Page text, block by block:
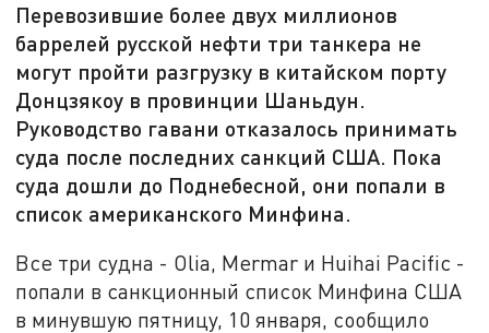
Перевозившие более двух миллионов
баррелей русской нефти три танкера не
могут пройти разгрузку в китайском порту
Донцзякоу в провинции Шаньдун.
Руководство гавани отказалось принимать
суда после последних санкций США. Пока
суда дошли до Поднебесной, они попали в
список американского Минфина.
Все три судна - Olia, Mermar и Huihai Pacific -
попали в санкционный список Минфина США
в минувшую пятницу, 10 января, сообщило